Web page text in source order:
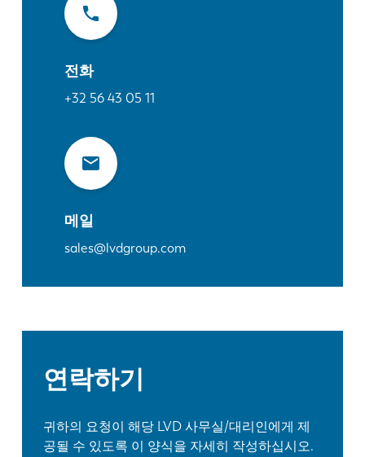
전화
+32 56 43 05 11
메일
sales@lvdgroup.com
연락하기
귀하의 요청이 해당 LVD 사무실/대리인에게 제
공될 수 있도록 이 양식을 자세히 작성하십시오.
문의